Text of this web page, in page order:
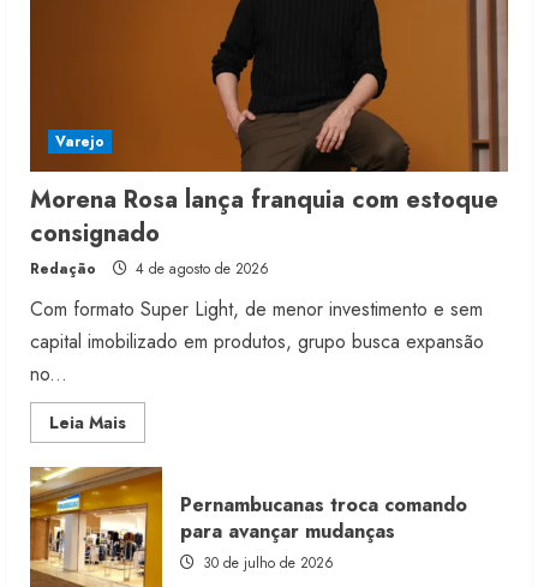
Varejo
Morena Rosa lança franquia com estoque
consignado
Redação 4 de agosto de 2026
Com formato Super Light, de menor investimento e sem
capital imobilizado em produtos, grupo busca expansão
no...
Leia MaisRead
more
Morena
Rosa
lança
franquia
com
estoque
consignado
Pernambucanas troca comando
para avançar mudanças
30 de julho de 2026